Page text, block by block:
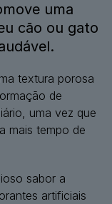
uma
cão ou gato
textura porosa
de
uma vez que
mais tempo de
sabor a
artificiais